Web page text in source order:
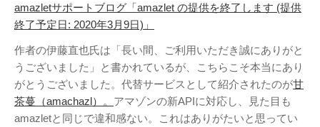
街歩き (34)
タグクラウド
FAB
FANDERSON
HTML Internet Explorer NHK
amazletサポートブログ「amazlet の提供を終了します (提供
終了予定日: 2020年3月9日)」
作者の伊藤直也氏は「長い間、ご利用いただき誠にありがと
うございました」と書かれているが、こちらこそ本当にあり
がとうございました。代替サービスとして紹介されたのが甘
茶蔓（amachazl）。 アマゾンの新APIに対応し、見た目も
amazletと同じで違和感ない。これはありがたいと思ってい